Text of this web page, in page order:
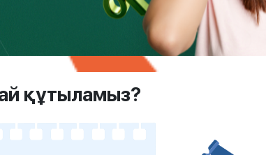
құтыламыз?